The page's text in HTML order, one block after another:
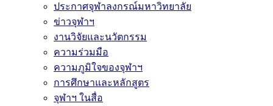
ประกาศจุฬาลงกรณ์มหาวิทยาลัย
ข่าวจุฬาฯ
งานวิจัยและนวัตกรรม
ความร่วมมือ
ความภูมิใจของจุฬาฯ
การศึกษาและหลักสูตร
จุฬาฯ ในสื่อ